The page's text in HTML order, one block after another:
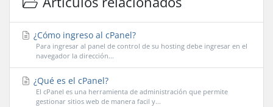
¿Cómo ingreso al cPanel?
Para ingresar al panel de control de su hosting debe ingresar en el
navegador la dirección...
¿Qué es el cPanel?
El cPanel es una herramienta de administración que permite
gestionar sitios web de manera facil y...